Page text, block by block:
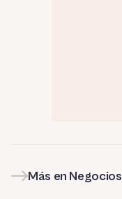
Más en Negocios